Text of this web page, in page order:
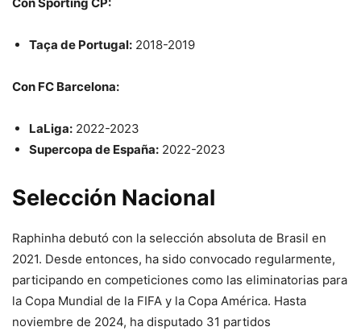
Taça de Portugal: 2018-2019
Con FC Barcelona:
LaLiga: 2022-2023
Supercopa de España: 2022-2023
Selección Nacional
Raphinha debutó con la selección absoluta de Brasil en
2021. Desde entonces, ha sido convocado regularmente,
participando en competiciones como las eliminatorias para
la Copa Mundial de la FIFA y la Copa América. Hasta
noviembre de 2024, ha disputado 31 partidos